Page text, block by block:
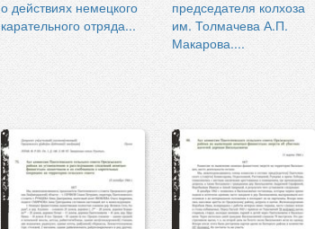
о действиях немецкого
карательного отряда...
председателя колхоза
им. Толмачева А.П.
Макарова....